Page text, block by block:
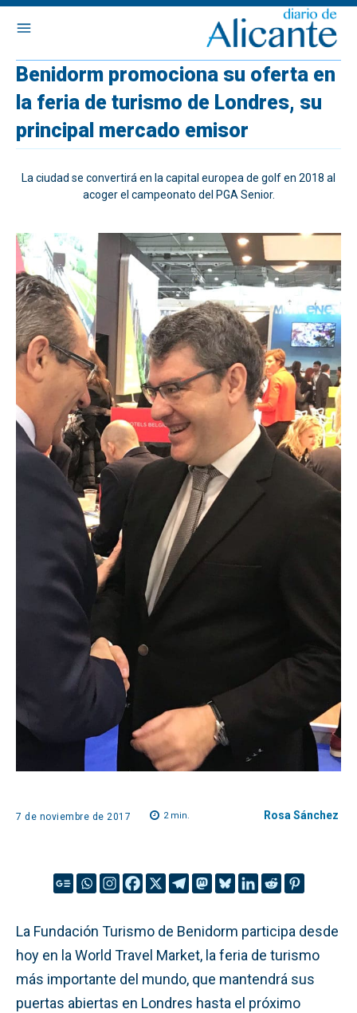
Benidorm promociona su oferta en
la feria de turismo de Londres, su
principal mercado emisor
La ciudad se convertirá en la capital europea de golf en 2018 al
acoger el campeonato del PGA Senior.
7 de noviembre de 2017 2min. Rosa Sánchez
La Fundación Turismo de Benidorm participa desde
hoy en la World Travel Market, la feria de turismo
más importante del mundo, que mantendrá sus
puertas abiertas en Londres hasta el próximo